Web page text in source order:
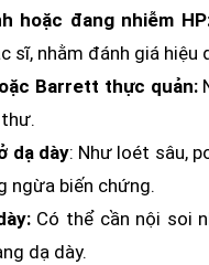
hoặc đang nhiễm
sĩ, nhằm đánh giá
Barrett thực quản:
dạ dày: Như loét sâu,
ngừa biến chứng.
Có thể cần nội soi
dạ dày.